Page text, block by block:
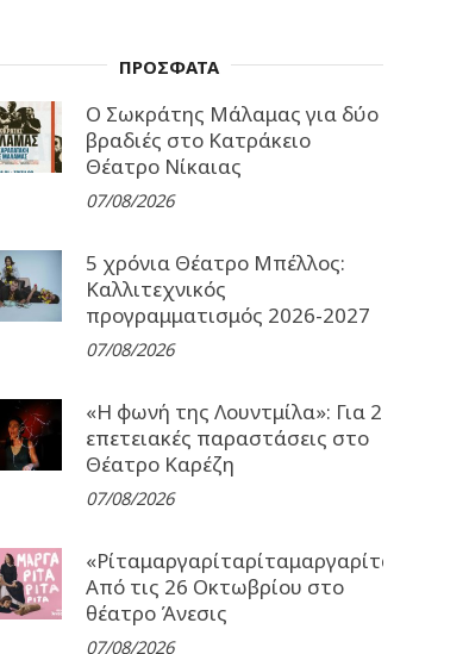
ΠΡΟΣΦΑΤΑ
Ο Σωκράτης Μάλαμας για δύο
βραδιές στο Κατράκειο
Θέατρο Νίκαιας
07/08/2026
5 χρόνια Θέατρο Μπέλλος:
Καλλιτεχνικός
προγραμματισμός 2026-2027
07/08/2026
«Η φωνή της Λουντμίλα»: Για 2
επετειακές παραστάσεις στο
Θέατρο Καρέζη
07/08/2026
Από τις 26 Οκτωβρίου στο
θέατρο Άνεσις
07/08/2026